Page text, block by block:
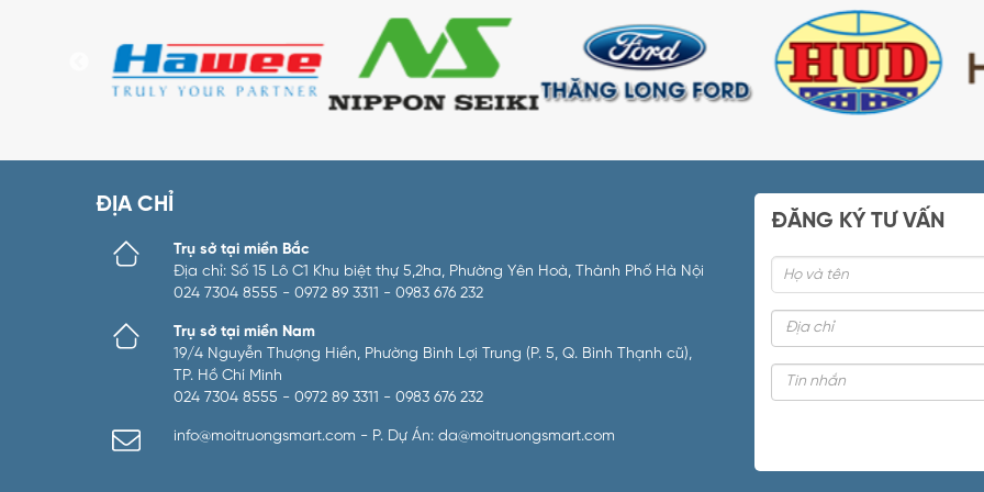
ĐỊA CHỈ
Trụ sở tại miền Bắc
Địa chỉ: Số 15 Lô C1 Khu biệt thự 5,2ha, Phường Yên Hoà, Thành Phố Hà Nội
024 7304 8555 - 0972 89 3311 - 0983 676 232
Trụ sở tại miền Nam
19/4 Nguyễn Thượng Hiền, Phường Bình Lợi Trung (P. 5, Q. Bình Thạnh cũ),
TP. Hồ Chí Minh
024 7304 8555 - 0972 89 3311 - 0983 676 232
info@moitruongsmart.com - P. Dự Án: da@moitruongsmart.com
ĐĂNG KÝ TƯ VẤN